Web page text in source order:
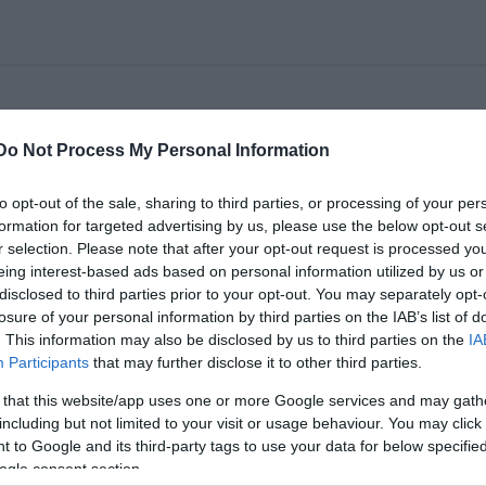
Not Process My Personal Information
opt-out of the sale, sharing to third parties, or processing of your
for targeted advertising by us, please use the below opt-out
selection. Please note that after your opt-out request is processed
interest-based ads based on personal information utilized by us
to third parties prior to your opt-out. You may separately
of your personal information by third parties on the IAB’s list of
This information may also be disclosed by us to third parties on the
Participants that may further disclose it to other third parties.
that this website/app uses one or more Google services and may
but not limited to your visit or usage behaviour. You may
to Google and its third-party tags to use your data for below
consent section.
és nemzetközi hírû pantomimmûvész.
Már ez is elég lenne, hogy egy egész estére
igazi clown, öniróniára hajló, a fekete humor
kifejezőerejével és improvizációs
minden idők legnagyobb mesterére Charlie
Bécset, Velencét, Frankfurtot, Zürichet, Marseille-t,
és Quebecet. Szereti az embereket, nem akar
a Katona közönségét is elbűvöli majd ez a rendkívül
József Színház
április 2., vasárnap 19h